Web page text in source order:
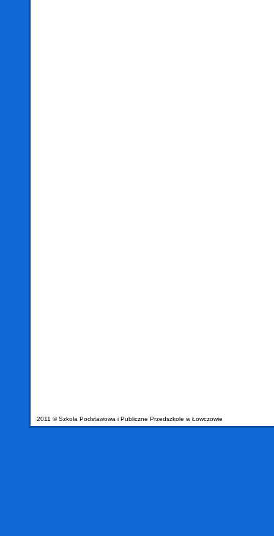
2011 © Szkoła Podstawowa i Publiczne Przedszkole w Łowczowie